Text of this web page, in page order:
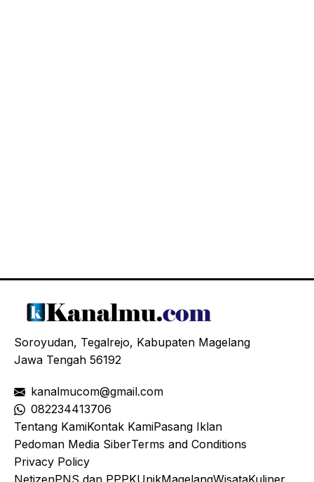
Soroyudan, Tegalrejo, Kabupaten Magelang
Jawa Tengah 56192
kanalmucom@gmail.com
082234413706
Tentang KamiKontak KamiPasang Iklan
Pedoman Media SiberTerms and Conditions
Privacy Policy
NetizenPNS dan PPPKUnikMagelangWisataKuliner